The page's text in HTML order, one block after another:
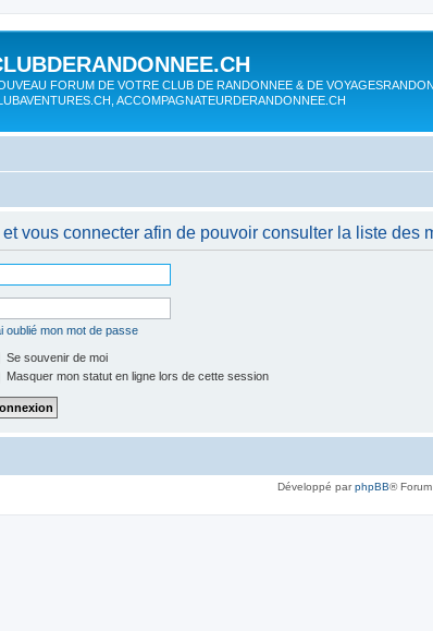
FORUM DE VOTRE CLUB DE RANDONNEE & DE
ACCOMPAGNATEURDERANDONNEE.CH
vous connecter afin de pouvoir consulter la liste des
oublié mon mot de passe
Se souvenir de moi
Masquer mon statut en ligne lors de cette session
Développé parphpBB®